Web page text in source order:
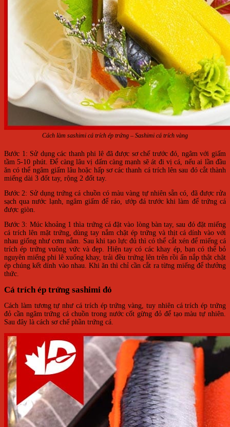
Cách làm sashimi cá trích ép trứng – Sashimi cá trích vàng
Bước 1: Sử dụng các thanh phi lê đã được sơ chế trước đó, ngâm với giấm
tầm 5-10 phút. Để càng lâu vị dấm càng mạnh sẽ át đi vị cá, nếu ai lần đầu
ăn có thể ngâm giấm lâu hoặc hấp sơ các thanh cá trích lên sau đó cắt thành
miếng dài 3 đốt tay, rộng 2 đốt tay.
Bước 2: Sử dụng trứng cá chuồn có màu vàng tự nhiên sẵn có, đã được rửa
sạch qua nước lạnh, ngâm giấm để ráo, ướp đá trước khi làm để trứng cá
được giòn.
Bước 3: Múc khoảng 1 thìa trứng cá đặt vào lòng bàn tay, sau đó đặt miếng
cá trích lên mặt trứng, dùng tay nắm chặt ép trứng và thịt cá dính vào với
nhau giống như cơm nắm. Sau khi tạo lực đủ thì có thể cắt xén để miếng cá
trích ép trứng vuông vức và đẹp. Hiện tay có các khay ép, bạn có thể bỏ
nguyên miếng phi lê xuống khay, trải đều trứng lên trên rồi ấn nắp thật chặt
ép chúng kết dính vào nhau. Khi ăn thì chỉ cần cắt ra từng miếng để thưởng
thức.
Cá trích ép trứng sashimi đỏ
Cách làm tương tự như cá trích ép trứng vàng, tuy nhiên cá trích ép trứng
đỏ cần ngâm trứng cá chuồn trong nước cốt gừng đỏ để tạo màu tự nhiên.
Sau đây là cách sơ chế phần trứng cá.